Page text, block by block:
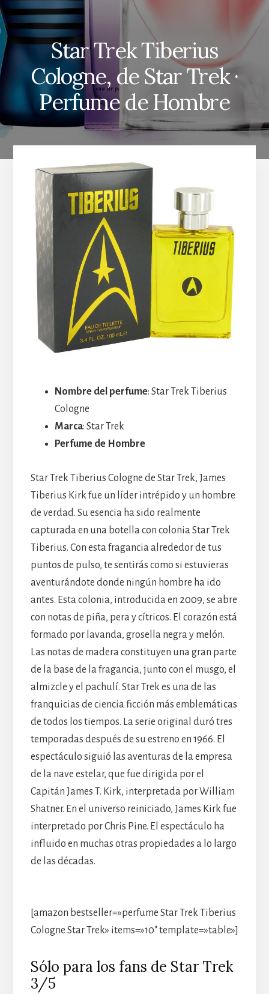
Star Trek Tiberius
Cologne, de Star Trek ·
Perfume de Hombre
Nombre del perfume: Star Trek Tiberius
Cologne
Marca: Star Trek
Perfume de Hombre
Star Trek Tiberius Cologne de Star Trek, James
Tiberius Kirk fue un líder intrépido y un hombre
de verdad. Su esencia ha sido realmente
capturada en una botella con colonia Star Trek
Tiberius. Con esta fragancia alrededor de tus
puntos de pulso, te sentirás como si estuvieras
aventurándote donde ningún hombre ha ido
antes. Esta colonia, introducida en 2009, se abre
con notas de piña, pera y cítricos. El corazón está
formado por lavanda, grosella negra y melón.
Las notas de madera constituyen una gran parte
de la base de la fragancia, junto con el musgo, el
almizcle y el pachulí. Star Trek es una de las
franquicias de ciencia ficción más emblemáticas
de todos los tiempos. La serie original duró tres
temporadas después de su estreno en 1966. El
espectáculo siguió las aventuras de la empresa
de la nave estelar, que fue dirigida por el
Capitán James T. Kirk, interpretada por William
Shatner. En el universo reiniciado, James Kirk fue
interpretado por Chris Pine. El espectáculo ha
influido en muchas otras propiedades a lo largo
de las décadas.
[amazon bestseller=»perfume Star Trek Tiberius
Cologne Star Trek» items=»10″ template=»table»]
Sólo para los fans de Star Trek
3/5